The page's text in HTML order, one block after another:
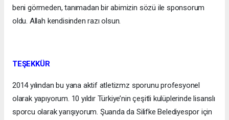
beni görmeden, tanımadan bir abimizin sözü ile sponsorum
oldu. Allah kendisinden razı olsun.
TEŞEKKÜR
2014 yılından bu yana aktif atletizmz sporunu profesyonel
olarak yapıyorum. 10 yıldır Türkiye’nin çeşitli kulüplerinde lisanslı
sporcu olarak yarışıyorum. Şuanda da Silifke Belediyespor için